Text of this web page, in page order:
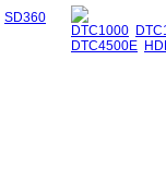
SD360
DTC1000
DTC4500E